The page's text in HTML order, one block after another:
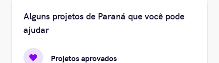
Alguns projetos de Paraná que você pode
ajudar
Projetos aprovados